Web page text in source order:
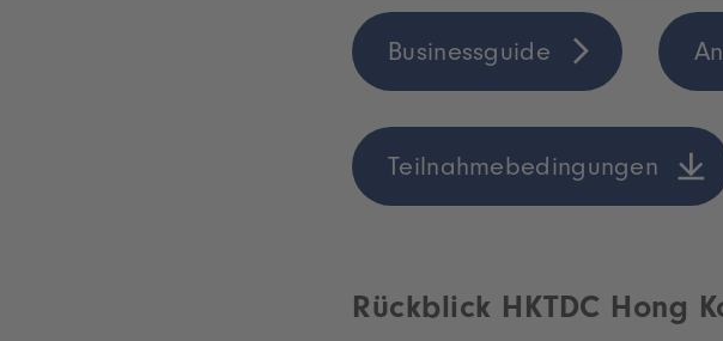
Businessguide
Teilnahmebedingungen
Rückblick HKTDC Hong